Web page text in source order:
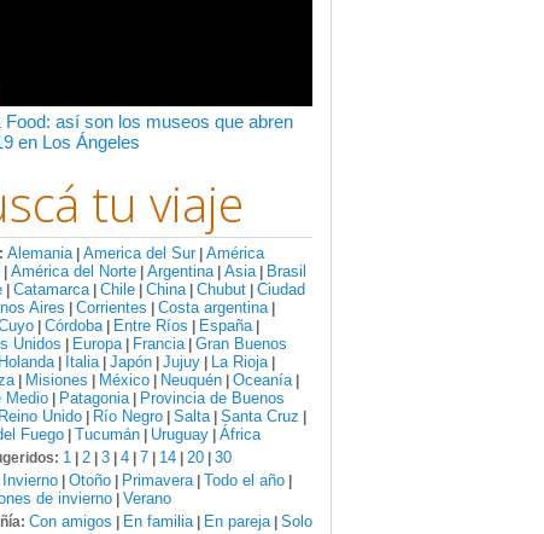
Food: así son los museos que abren
en Los Ángeles
tu viaje
Alemania| America del Sur| América
América del Norte Argentina| Asia| Brasil
Catamarca| Chile China| Chubut Ciudad
Aires
Corrientes Costa argentina|
Córdoba| Entre Ríos España|
Unidos Europa| Francia| Gran Buenos
Holanda| Italia| Japón Jujuy La Rioja|
| Misiones México Neuquén Oceanía|
Medio Patagonia|
Provincia de Buenos
Reino Unido Río Negro Salta| Santa Cruz
Fuego Tucumán Uruguay África
1 2 3 4 7 14 20 30
Invierno Otoño Primavera| Todo el año
de invierno Verano
Con amigos En familia| En pareja| Solo